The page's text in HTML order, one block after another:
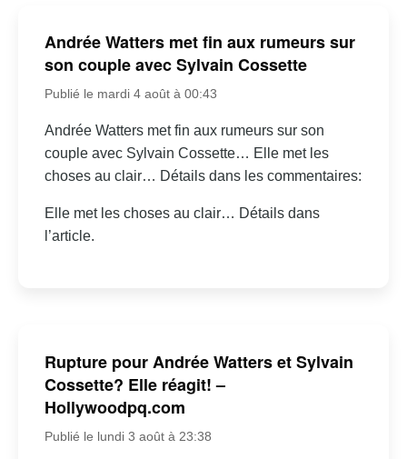
Andrée Watters met fin aux rumeurs sur
son couple avec Sylvain Cossette
Publié le mardi 4 août à 00:43
Andrée Watters met fin aux rumeurs sur son
couple avec Sylvain Cossette… Elle met les
choses au clair… Détails dans les commentaires:
Elle met les choses au clair… Détails dans
l’article.
Rupture pour Andrée Watters et Sylvain
Cossette? Elle réagit! –
Hollywoodpq.com
Publié le lundi 3 août à 23:38